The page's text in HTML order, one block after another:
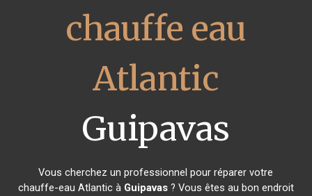
chauffe eau
Atlantic
Guipavas
Vous cherchez un professionnel pour réparer votre
chauffe-eau Atlantic à Guipavas? Vous êtes au bon endroit